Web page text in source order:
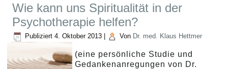
Wie kann uns Spiritualität in der
Psychotherapie helfen?
Publiziert 4. Oktober 2013 Von Dr. med. Klaus Hettmer
(eine persönliche Studie und
Gedankenanregungen von Dr.